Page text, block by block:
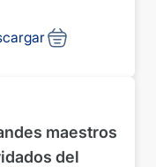
aplicado a
maestros
del